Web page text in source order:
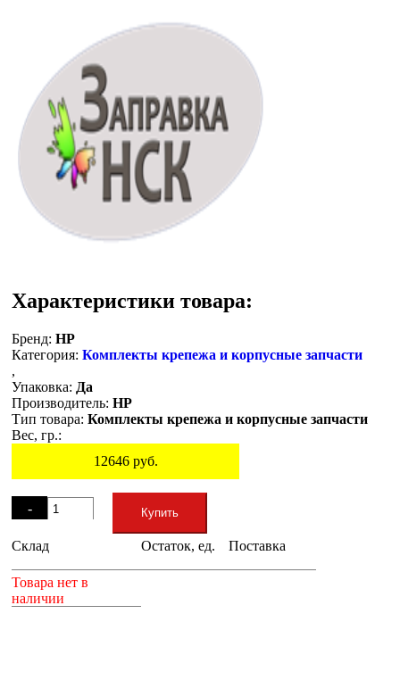
Характеристики товара:
Бренд: HP
Категория: Комплекты крепежа и корпусные запчасти
,
Упаковка: Да
Производитель: HP
Тип товара: Комплекты крепежа и корпусные запчасти
Вес, гр.:
12646руб.
-
+
Купить
Склад Остаток, ед. Поставка
Товара нет в
наличии